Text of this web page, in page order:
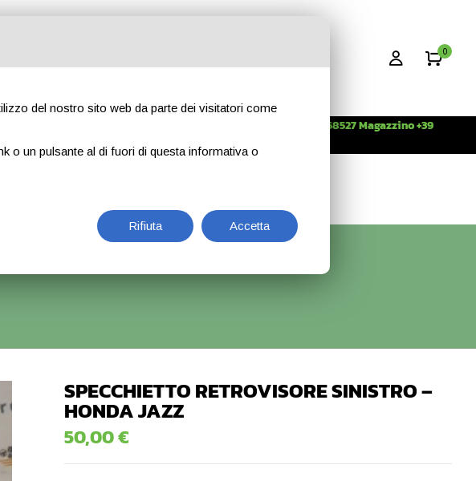
0
Info +39 3396268527 Magazzino +39
Settembre.
SPECCHIETTO RETROVISORE SINISTRO –
HONDA JAZZ
50,00€
del nostro sito web da parte dei visitatori come
o un pulsante al di fuori di questa informativa o
Rifiuta Accetta